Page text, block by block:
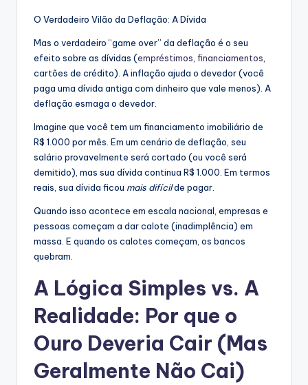
O Verdadeiro Vilão da Deflação: A Dívida
Mas o verdadeiro “game over” da deflação é o seu
efeito sobre as dívidas (empréstimos, financiamentos,
cartões de crédito). A inflação ajuda o devedor (você
paga uma dívida antiga com dinheiro que vale menos). A
deflação esmaga o devedor.
Imagine que você tem um financiamento imobiliário de
R$ 1.000 por mês. Em um cenário de deflação, seu
salário provavelmente será cortado (ou você será
demitido), mas sua dívida continua R$ 1.000. Em termos
reais, sua dívida ficou mais difícilde pagar.
Quando isso acontece em escala nacional, empresas e
pessoas começam a dar calote (inadimplência) em
massa. E quando os calotes começam, os bancos
quebram.
A Lógica Simples vs. A
Realidade: Por que o
Ouro Deveria Cair (Mas
Geralmente Não Cai)